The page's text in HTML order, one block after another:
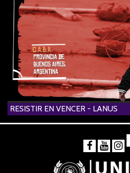
RESISTIR EN VENCER - LANUS